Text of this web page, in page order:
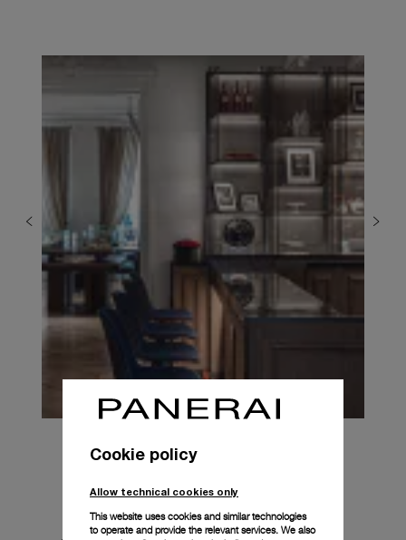
profondamente legati alla storia del marchio,
Cookie policy
Allow technical cookies only
This website uses cookies and similar technologies
to operate and provide the relevant services. We also